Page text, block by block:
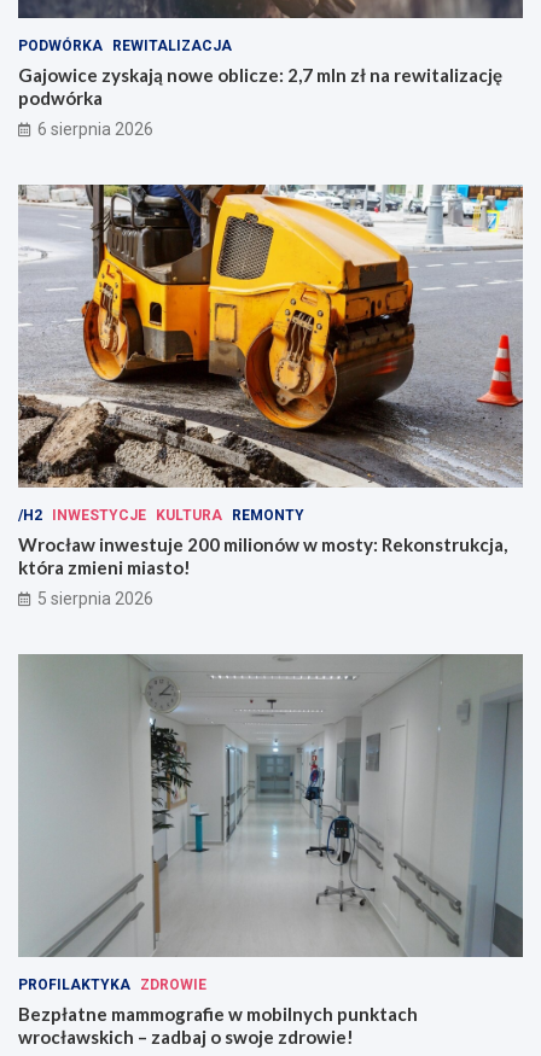
PODWÓRKA REWITALIZACJA
Gajowice zyskają nowe oblicze: 2,7 mln zł na rewitalizację
podwórka
6 sierpnia 2026
/H2 INWESTYCJE KULTURA REMONTY
Wrocław inwestuje 200 milionów w mosty: Rekonstrukcja,
która zmieni miasto!
5 sierpnia 2026
PROFILAKTYKA ZDROWIE
Bezpłatne mammografie w mobilnych punktach
wrocławskich – zadbaj o swoje zdrowie!